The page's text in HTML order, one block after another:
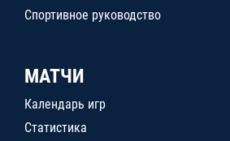
Спортивное руководство
МАТЧИ
Календарь игр
Статистика